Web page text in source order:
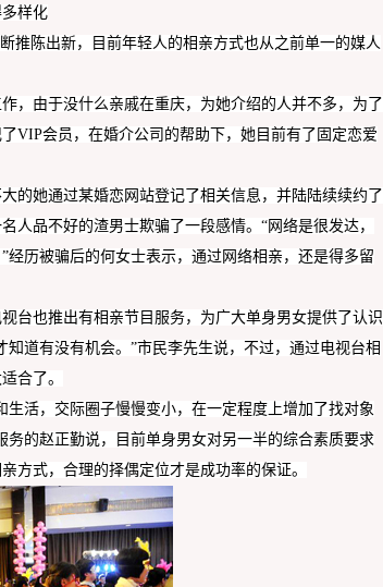
样化
推陈出新，目前年轻人的相亲方式也从之前单一的媒人
作，由于没什么亲戚在重庆，为她介绍的人并不多，为了
VIP会员 ，在婚介公司 的帮助下，她 目前有了固定恋爱
的她通过某婚恋网站登记了相关信息，并陆陆续续约了
人品不好的渣男士欺骗了一段感情。 “网络是很发达，
”经历被骗后的何女士表示，通过网络相亲，还是得多留
视台也推出有相亲节目 服务，为广大单身男女提供了认识
知道有没有机会。 ”市民李先生说，不过， 通过电视台相
合了。
活，交际圈子慢慢变小，在一定程度上增加了找对象
务的赵正勤说，目前单身男女对另一半的综合素质要求
方式，合理的择偶定位才是成功率的保证。